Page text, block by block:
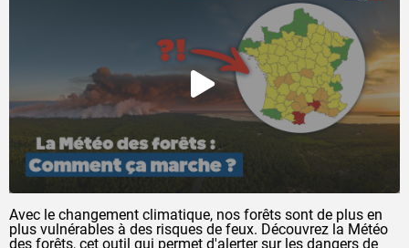
Avec le changement climatique, nos forêts sont de plus en
plus vulnérables à des risques de feux. Découvrez la Météo
des forêts, cet outil qui permet d'alerter sur les dangers de